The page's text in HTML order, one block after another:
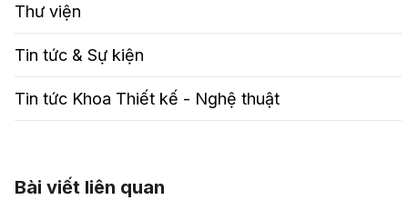
Thư viện
Tin tức & Sự kiện
Tin tức Khoa Thiết kế - Nghệ thuật
Bài viết liên quan